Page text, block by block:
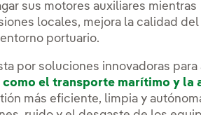
sus motores auxiliares mientras
locales, mejora la calidad del
portuario.
por soluciones innovadoras para
el transporte marítimo y la
más eficiente, limpia y